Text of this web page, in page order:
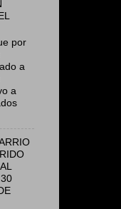
por
a
a